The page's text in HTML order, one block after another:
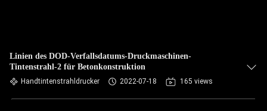
Linien des DOD-Verfallsdatums-Druckmaschinen-
Tintenstrahl-2 für Betonkonstruktion
Handtintenstrahldrucker 2022-07-18 165 views